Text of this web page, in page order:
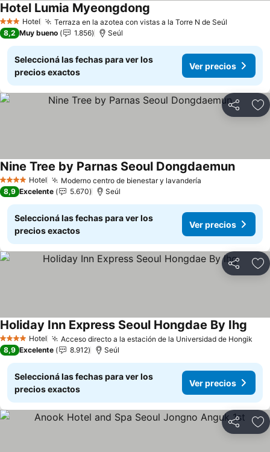
3 Estrellas
Hotel Terraza en la azotea con vistas a la Torre N de Seúl
Hotel Lumia Myeongdong
8,2 Muy bueno 1.856 Seúl
Seleccioná las fechas para ver los
precios exactos
Ver precios
Compartir
4 EstrellasHotel Moderno centro de bienestar y lavandería
Nine Tree by Parnas Seoul Dongdaemun
8,9 Excelente 5.670 Seúl
Seleccioná las fechas para ver los
precios exactos
Ver precios
Compartir
4 EstrellasHotel Acceso directo a la estación de la Universidad de Hongik
Holiday Inn Express Seoul Hongdae By Ihg
8,9 Excelente 8.912 Seúl
Seleccioná las fechas para ver los
precios exactos
Ver precios
Compartir